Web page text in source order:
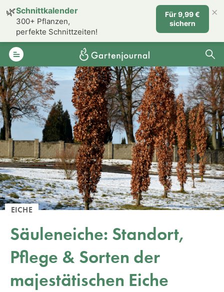
EICHE
Säuleneiche: Standort,
Pflege & Sorten der
majestätischen Eiche
🌿Schnittkalender
300+ Pflanzen,
perfekte Schnittzeiten!
Für 9,99 €
sichern
×